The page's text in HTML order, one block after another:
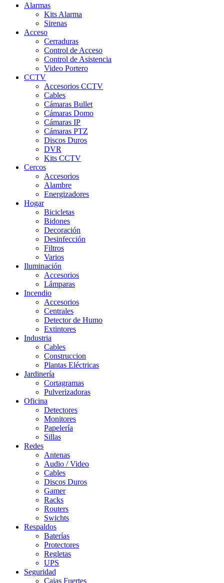
Alarmas
Kits Alarma
Sirenas
Acceso
Cerraduras
Control de Acceso
Control de Asistencia
Video Portero
CCTV
Accesorios CCTV
Cables
Cámaras Bullet
Cámaras Domo
Cámaras IP
Cámaras PTZ
Discos Duros
DVR
Kits CCTV
Cercos
Accesorios
Alambre
Energizadores
Hogar
Bicicletas
Bidones
Decoración
Desinfección
Filtros
Varios
Iluminación
Accesorios
Lámparas
Incendio
Accesorios
Centrales
Detector de Humo
Extintores
Industria
Cables
Construccion
Plantas Eléctricas
Jardinería
Cortagramas
Pulverizadoras
Oficina
Detectores
Monitores
Papelería
Sillas
Redes
Antenas
Audio / Video
Cables
Discos Duros
Gamer
Racks
Routers
Swichts
Respaldos
Baterías
Protectores
Regletas
UPS
Seguridad
Cajas Fuertes